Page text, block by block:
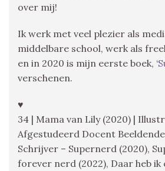
over mij!
Ik werk met veel plezier als
middelbare school, werk als
en in 2020 is mijn eerste boek, ‘
verschenen.
♥
34 | Mama van Lily (2020) |
Afgestudeerd Docent
Schrijver – Supernerd (2020),
forever nerd (2022), Daar heb